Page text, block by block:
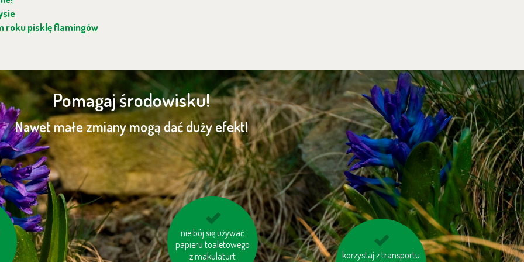
roku pisklę flamingów
Pomagaj środowisku!
Nawet małe zmiany mogą dać duży efekt!
nie bój się używać
papieru toaletowego
z makulaturt
niewielkie odległości
pokonuj pieszo
korzystaj z transportu
gaś niepotrzebne